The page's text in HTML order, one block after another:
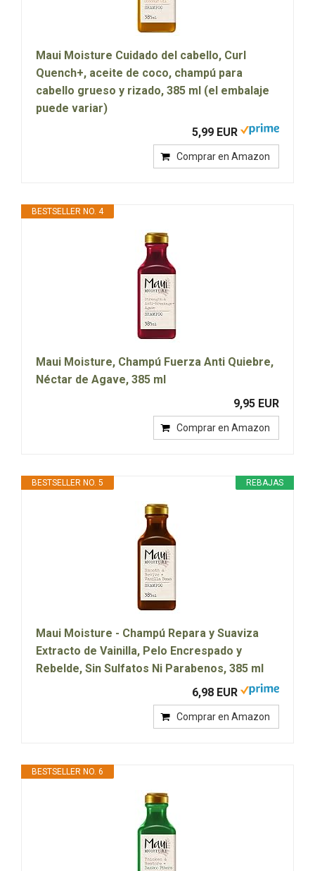
Maui Moisture Cuidado del cabello, Curl
Quench+, aceite de coco, champú para
cabello grueso y rizado, 385 ml (el embalaje
puede variar)
5,99 EUR
Comprar en Amazon
BESTSELLER NO. 4
Maui Moisture, Champú Fuerza Anti Quiebre,
Néctar de Agave, 385 ml
9,95 EUR
Comprar en Amazon
REBAJAS
BESTSELLER NO. 5
Maui Moisture - Champú Repara y Suaviza
Extracto de Vainilla, Pelo Encrespado y
Rebelde, Sin Sulfatos Ni Parabenos, 385 ml
6,98 EUR
Comprar en Amazon
BESTSELLER NO. 6